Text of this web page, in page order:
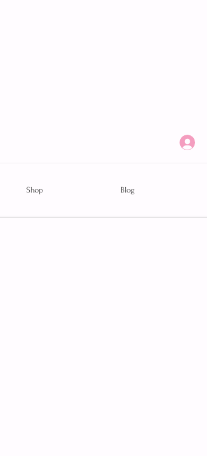
Shop Blog